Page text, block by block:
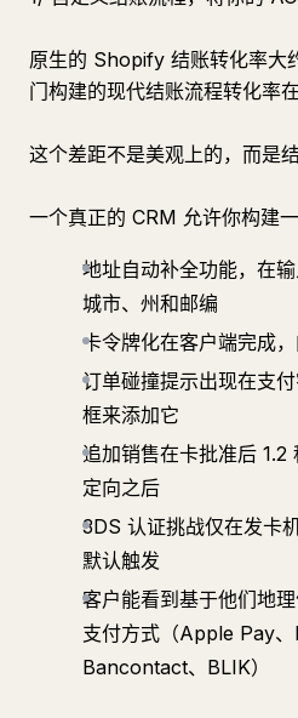
原生的 Shopify 结账转化率大
门构建的现代结账流程转化率
这个差距不是美观上的，而是结
一个真正的 CRM 允许你构建
地址自动补全功能，在
城市、州和邮编
卡令牌化在客户端完成
订单碰撞提示出现在支
框来添加它
追加销售在卡批准后 1.2
定向之后
3DS 认证挑战仅在发卡
默认触发
客户能看到基于他们地
支付方式（Apple Pay、
Bancontact、BLIK）